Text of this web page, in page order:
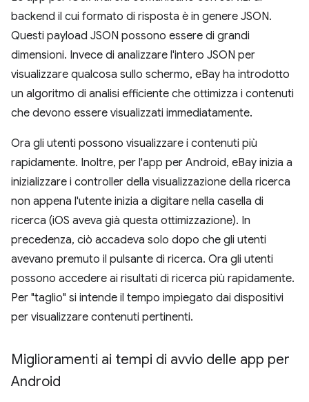
backend il cui formato di risposta è in genere JSON.
Questi payload JSON possono essere di grandi
dimensioni. Invece di analizzare l'intero JSON per
visualizzare qualcosa sullo schermo, eBay ha introdotto
un algoritmo di analisi efficiente che ottimizza i contenuti
che devono essere visualizzati immediatamente.
Ora gli utenti possono visualizzare i contenuti più
rapidamente. Inoltre, per l'app per Android, eBay inizia a
inizializzare i controller della visualizzazione della ricerca
non appena l'utente inizia a digitare nella casella di
ricerca (iOS aveva già questa ottimizzazione). In
precedenza, ciò accadeva solo dopo che gli utenti
avevano premuto il pulsante di ricerca. Ora gli utenti
possono accedere ai risultati di ricerca più rapidamente.
Per "taglio" si intende il tempo impiegato dai dispositivi
per visualizzare contenuti pertinenti.
Miglioramenti ai tempi di avvio delle app per
Android